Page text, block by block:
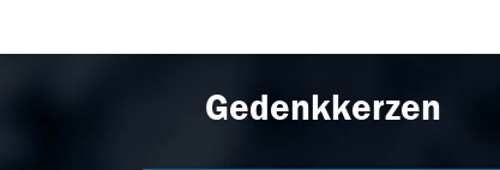
Gedenkkerzen